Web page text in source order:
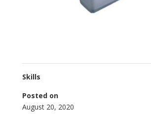
Skills
Posted on
August 20, 2020